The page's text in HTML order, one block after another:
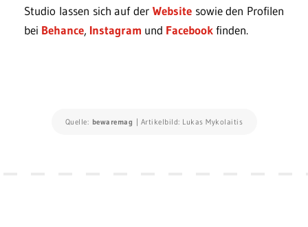
Studio lassen sich auf der Websitesowie den Profilen
bei Behance, Instagram und Facebookfinden.
Quelle: bewaremag | Artikelbild: Lukas Mykolaitis